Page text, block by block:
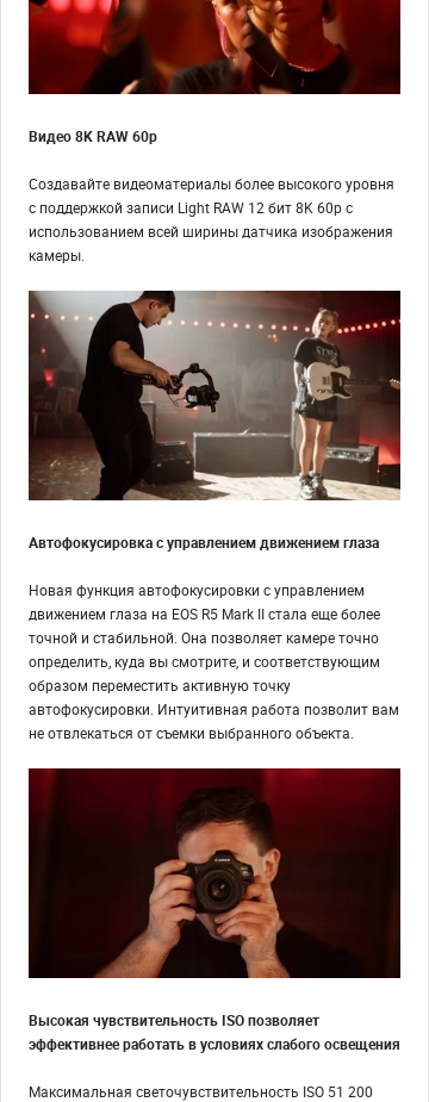
Видео 8K RAW 60p
Создавайте видеоматериалы более высокого уровня
с поддержкой записи Light RAW 12 бит 8K 60p с
использованием всей ширины датчика изображения
камеры.
Автофокусировка с управлением движением глаза
Новая функция автофокусировки с управлением
движением глаза на EOS R5 Mark II стала еще более
точной и стабильной. Она позволяет камере точно
определить, куда вы смотрите, и соответствующим
образом переместить активную точку
автофокусировки. Интуитивная работа позволит вам
не отвлекаться от съемки выбранного объекта.
Высокая чувствительность ISO позволяет
эффективнее работать в условиях слабого освещения
Максимальная светочувствительность ISO 51 200